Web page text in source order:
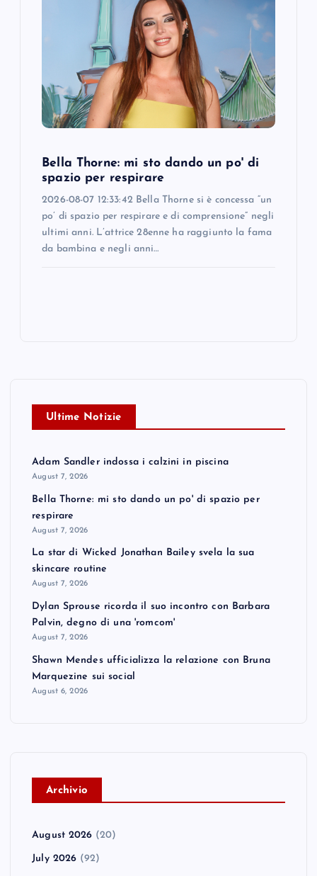
Bella Thorne: mi sto dando un po' di
spazio per respirare
2026-08-07 12:33:42 Bella Thorne si è concessa “un
po’ di spazio per respirare e di comprensione” negli
ultimi anni. L’attrice 28enne ha raggiunto la fama
da bambina e negli anni…
Ultime Notizie
Adam Sandler indossa i calzini in piscina
August 7, 2026
Bella Thorne: mi sto dando un po' di spazio per
respirare
August 7, 2026
La star di Wicked Jonathan Bailey svela la sua
skincare routine
August 7, 2026
Dylan Sprouse ricorda il suo incontro con Barbara
Palvin, degno di una 'romcom'
August 7, 2026
Shawn Mendes ufficializza la relazione con Bruna
Marquezine sui social
August 6, 2026
Archivio
August 2026 (20)
July 2026 (92)